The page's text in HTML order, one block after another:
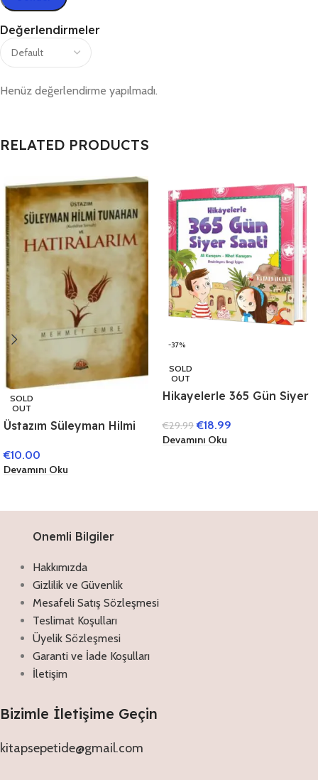
Değerlendirmeler
Henüz değerlendirme yapılmadı.
RELATED PRODUCTS
SOLD
OUT
Üstazım Süleyman Hilmi
ve Hatıralarım
€10.00
Devamını Oku
-37%
SOLD
OUT
Hikayelerle 365 Gün Siyer
€29.99 €18.99
Devamını Oku
Onemli Bilgiler
Hakkımızda
Gizlilik ve Güvenlik
Mesafeli Satış Sözleşmesi
Teslimat Koşulları
Üyelik Sözleşmesi
Garanti ve İade Koşulları
İletişim
Bizimle İletişime Geçin
kitapsepetide@gmail.com